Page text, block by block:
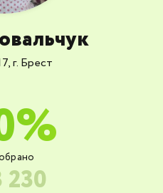
230
г. Брест